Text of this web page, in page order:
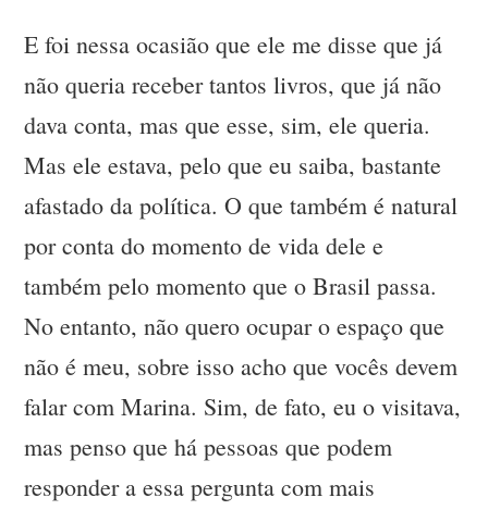
E foi nessa ocasião que ele me disse que já
não queria receber tantos livros, que já não
dava conta, mas que esse, sim, ele queria.
Mas ele estava, pelo que eu saiba, bastante
afastado da política. O que também é natural
por conta do momento de vida dele e
também pelo momento que o Brasil passa.
No entanto, não quero ocupar o espaço que
não é meu, sobre isso acho que vocês devem
falar com Marina. Sim, de fato, eu o visitava,
mas penso que há pessoas que podem
responder a essa pergunta com mais